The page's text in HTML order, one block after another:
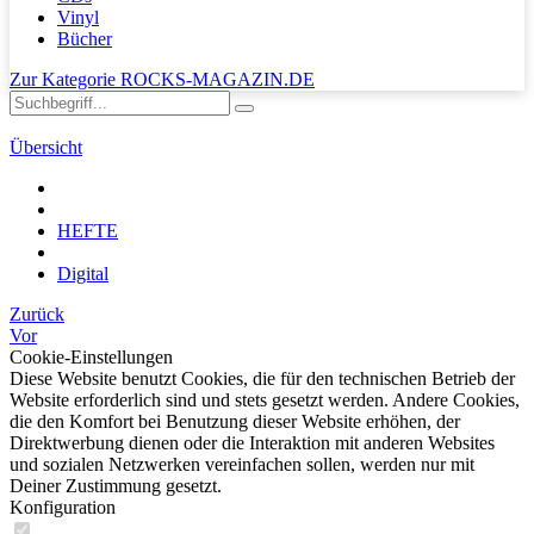
Vinyl
Bücher
Zur Kategorie ROCKS-MAGAZIN.DE
Übersicht
HEFTE
Digital
Zurück
Vor
Cookie-Einstellungen
Diese Website benutzt Cookies, die für den technischen Betrieb der
Website erforderlich sind und stets gesetzt werden. Andere Cookies,
die den Komfort bei Benutzung dieser Website erhöhen, der
Direktwerbung dienen oder die Interaktion mit anderen Websites
und sozialen Netzwerken vereinfachen sollen, werden nur mit
Deiner Zustimmung gesetzt.
Konfiguration